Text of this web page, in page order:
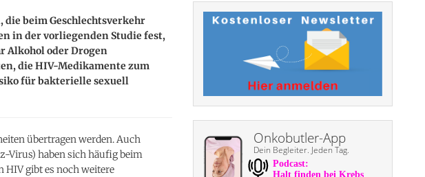
beim Geschlechtsverkehr
in der vorliegenden Studie fest,
Alkohol oder Drogen
die HIV-Medikamente zum
für bakterielle sexuell
übertragen werden. Auch
Virus) haben sich häufig beim
gibt es noch weitere
Onkobutler-App
Dein Begleiter. Jeden Tag.